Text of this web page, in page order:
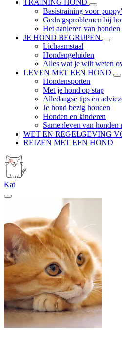
TRAINING HOND
Basistraining voor
Gedragsproblemen bij
Het aanleren van
JE HOND BEGRIJPEN
Lichaamstaal
Hondengeluiden
Alles wat je wilt weten
LEVEN MET EEN HOND
Hondensporten
Met je hond op stap
Alledaagse tips en
Je hond bezig houden
Honden en kinderen
Samenleven van honden
WET EN REGELGEVING
REIZEN MET EEN HOND
Kat